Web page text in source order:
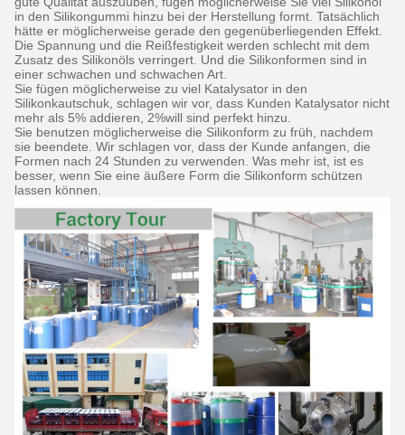
in den Silikongummi hinzu bei der Herstellung formt. Tatsächlich
hätte er möglicherweise gerade den gegenüberliegenden Effekt.
Die Spannung und die Reißfestigkeit werden schlecht mit dem
Zusatz des Silikonöls verringert. Und die Silikonformen sind in
einer schwachen und schwachen Art.
Sie fügen möglicherweise zu viel Katalysator in den
Silikonkautschuk, schlagen wir vor, dass Kunden Katalysator nicht
mehr als 5% addieren, 2%will sind perfekt hinzu.
Sie benutzen möglicherweise die Silikonform zu früh, nachdem
sie beendete. Wir schlagen vor, dass der Kunde anfangen, die
Formen nach 24 Stunden zu verwenden. Was mehr ist, ist es
besser, wenn Sie eine äußere Form die Silikonform schützen
lassen können.